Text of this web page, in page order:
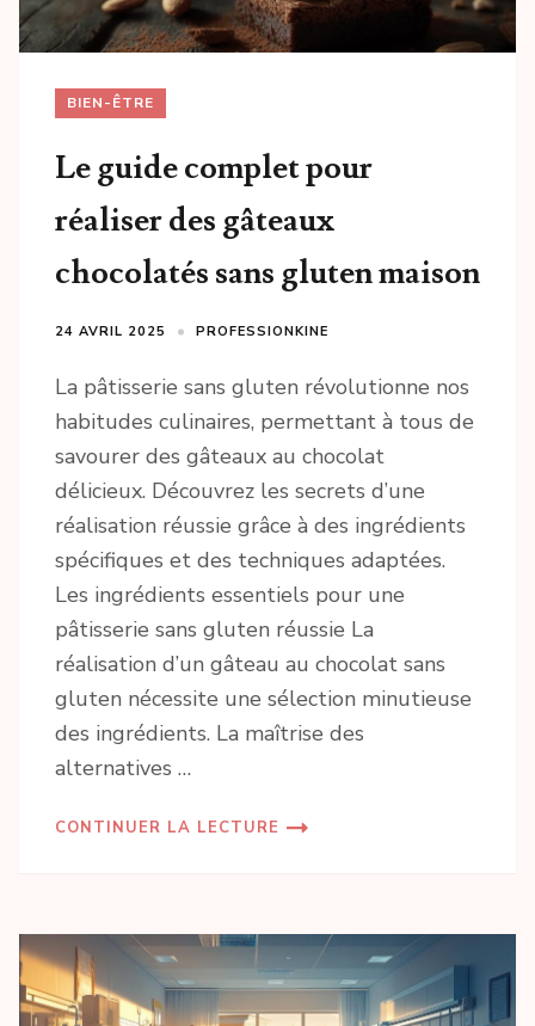
BIEN-ÊTRE
Le guide complet pour
réaliser des gâteaux
chocolatés sans gluten maison
24 AVRIL 2025 PROFESSIONKINE
La pâtisserie sans gluten révolutionne nos
habitudes culinaires, permettant à tous de
savourer des gâteaux au chocolat
délicieux. Découvrez les secrets d’une
réalisation réussie grâce à des ingrédients
spécifiques et des techniques adaptées.
Les ingrédients essentiels pour une
pâtisserie sans gluten réussie La
réalisation d’un gâteau au chocolat sans
gluten nécessite une sélection minutieuse
des ingrédients. La maîtrise des
alternatives …
CONTINUER LA LECTURE